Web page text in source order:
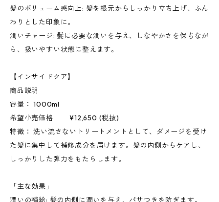
髪のボリューム感向上: 髪を根元からしっかり立ち上げ、ふん
わりとした印象に。
潤いチャージ: 髪に必要な潤いを与え、しなやかさを保ちなが
ら、扱いやすい状態に整えます。
【インサイドクア】
商品説明
容量： 1000ml
希望小売価格 ¥12,650 (税抜)
特徴： 洗い流さないトリートメントとして、ダメージを受け
た髪に集中して補修成分を届けます。髪の内側からケアし、
しっかりした弾力をもたらします。
「主な効果」
潤いの補給: 髪の内側に潤いを与え、パサつきを防ぎます。